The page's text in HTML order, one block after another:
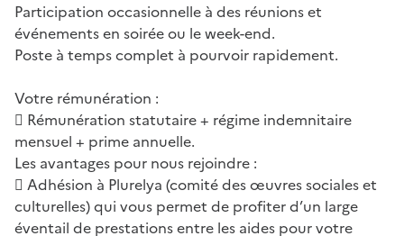
Participation occasionnelle à des réunions et
événements en soirée ou le week-end.
Poste à temps complet à pourvoir rapidement.
Votre rémunération :
 Rémunération statutaire + régime indemnitaire
mensuel + prime annuelle.
Les avantages pour nous rejoindre :
 Adhésion à Plurelya (comité des œuvres sociales et
culturelles) qui vous permet de profiter d’un large
éventail de prestations entre les aides pour votre